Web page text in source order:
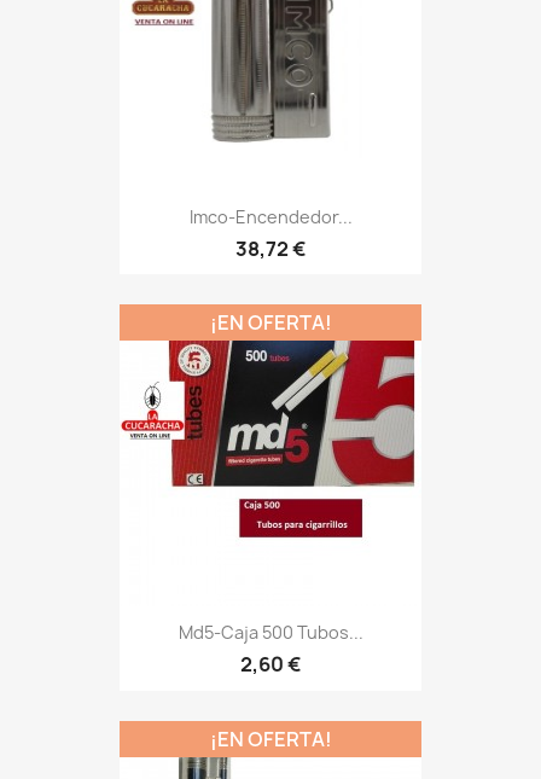
Imco-Encendedor...
38,72 €
Md5-Caja 500 Tubos...
2,60 €
¡EN OFERTA!
¡EN OFERTA!